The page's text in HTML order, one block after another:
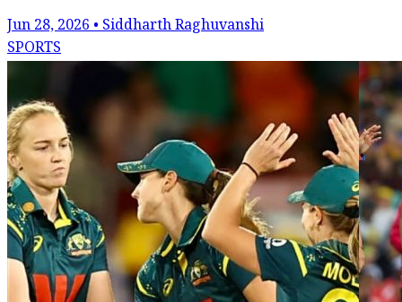
Jun 28, 2026 • Siddharth Raghuvanshi
SPORTS